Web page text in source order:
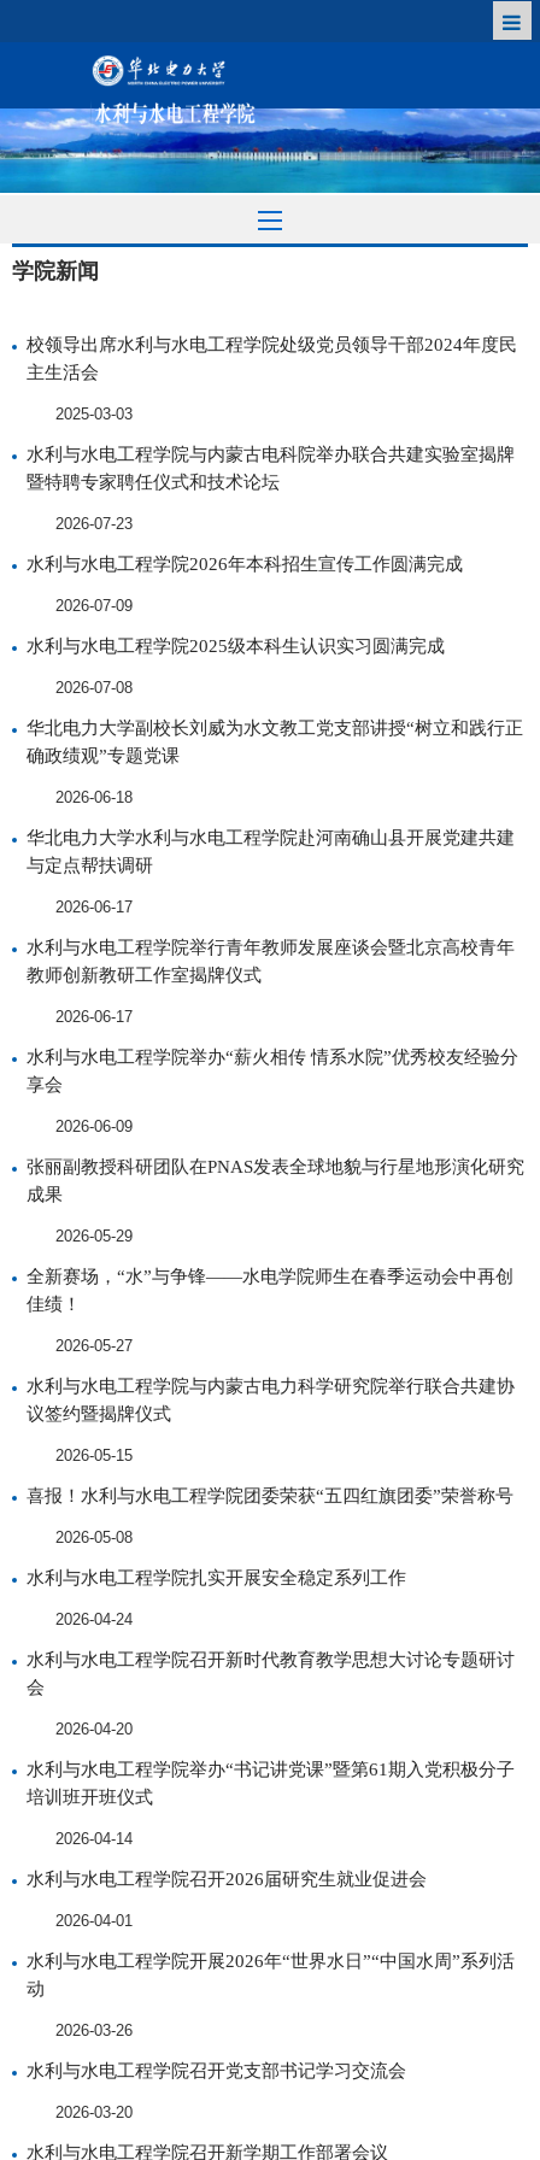
学院新闻
校领导出席水利与水电工程学院处级党员领导干部2024年度民
主生活会
2025-03-03
水利与水电工程学院与内蒙古电科院举办联合共建实验室揭牌
暨特聘专家聘任仪式和技术论坛
2026-07-23
水利与水电工程学院2026年本科招生宣传工作圆满完成
2026-07-09
水利与水电工程学院2025级本科生认识实习圆满完成
2026-07-08
华北电力大学副校长刘威为水文教工党支部讲授“树立和践行正
确政绩观”专题党课
2026-06-18
华北电力大学水利与水电工程学院赴河南确山县开展党建共建
与定点帮扶调研
2026-06-17
水利与水电工程学院举行青年教师发展座谈会暨北京高校青年
教师创新教研工作室揭牌仪式
2026-06-17
水利与水电工程学院举办“薪火相传 情系水院”优秀校友经验分
享会
2026-06-09
张丽副教授科研团队在PNAS发表全球地貌与行星地形演化研究
成果
2026-05-29
全新赛场，“水”与争锋——水电学院师生在春季运动会中再创
佳绩！
2026-05-27
水利与水电工程学院与内蒙古电力科学研究院举行联合共建协
议签约暨揭牌仪式
2026-05-15
喜报！水利与水电工程学院团委荣获“五四红旗团委”荣誉称号
2026-05-08
水利与水电工程学院扎实开展安全稳定系列工作
2026-04-24
水利与水电工程学院召开新时代教育教学思想大讨论专题研讨
会
2026-04-20
水利与水电工程学院举办“书记讲党课”暨第61期入党积极分子
培训班开班仪式
2026-04-14
水利与水电工程学院召开2026届研究生就业促进会
2026-04-01
水利与水电工程学院开展2026年“世界水日”“中国水周”系列活
动
2026-03-26
水利与水电工程学院召开党支部书记学习交流会
2026-03-20
水利与水电工程学院召开新学期工作部署会议